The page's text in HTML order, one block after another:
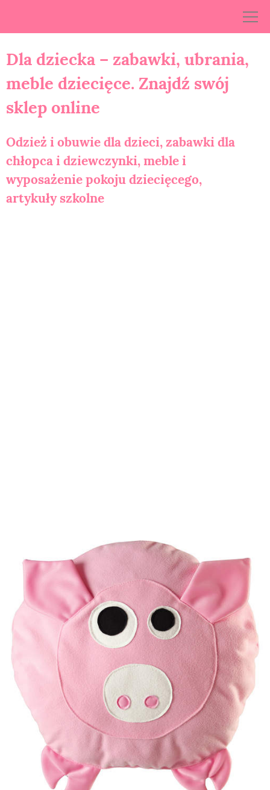
Dla dziecka – zabawki, ubrania,
meble dziecięce. Znajdź swój
sklep online
Odzież i obuwie dla dzieci, zabawki dla
chłopca i dziewczynki, meble i
wyposażenie pokoju dziecięcego,
artykuły szkolne